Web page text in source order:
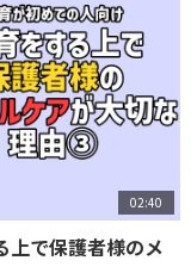
02:40
上で保護者様のメ